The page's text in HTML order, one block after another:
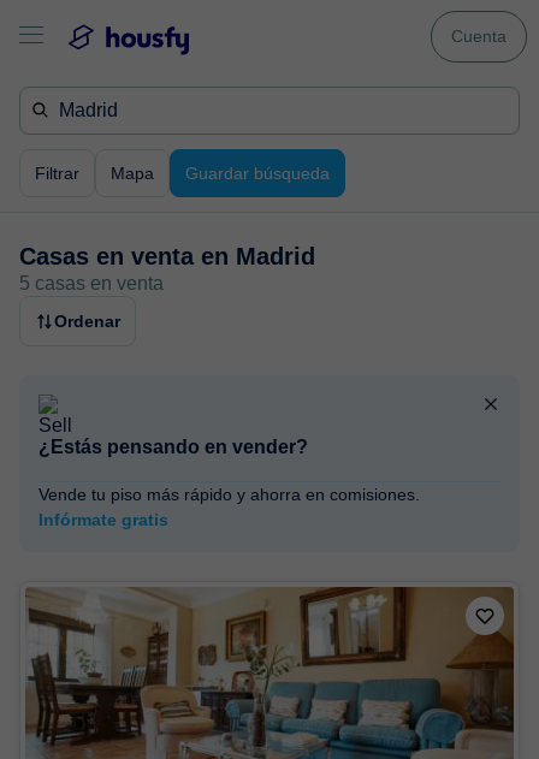
Cuenta
Filtrar Mapa Guardar búsqueda
Casas en venta en Madrid
5 casas en venta
Ordenar
¿Estás pensando en vender?
Vende tu piso más rápido y ahorra en comisiones.
Infórmate gratis